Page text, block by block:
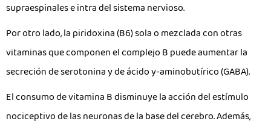
supraespinales e intra del sistema nervioso.
Por otro lado, la piridoxina (B6) sola o mezclada con otras
vitaminas que componen el complejo B puede aumentar la
secreción de serotonina y de ácido y-aminobutírico (GABA).
El consumo de vitamina B disminuye la acción del estímulo
nociceptivo de las neuronas de la base del cerebro. Además,